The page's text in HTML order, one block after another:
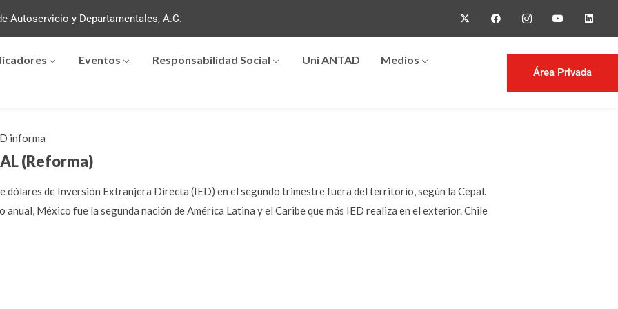
Autoservicio y Departamentales, A.C.
Eventos Responsabilidad Social Uni ANTAD Medios
Área Privada
informa
(Reforma)
dólares de Inversión Extranjera Directa (IED) en el segundo trimestre fuera del territorio, según la Cepal.
México fue la segunda nación de América Latina y el Caribe que más IED realiza en el exterior. Chile